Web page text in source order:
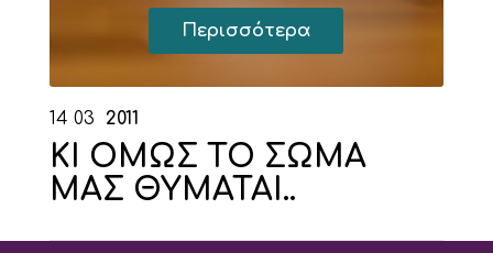
Περισσότερα
14 03 2011
ΚΙ ΟΜΩΣ ΤΟ ΣΩΜΑ
ΜΑΣ ΘΥΜΑΤΑΙ..